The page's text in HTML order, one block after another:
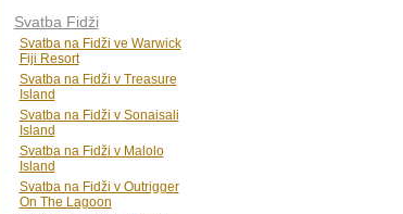
Svatba Fidži
Svatba na Fidži ve Warwick
Fiji Resort
Svatba na Fidži v Treasure
Island
Svatba na Fidži v Sonaisali
Island
Svatba na Fidži v Malolo
Island
Svatba na Fidži v Outrigger
On The Lagoon